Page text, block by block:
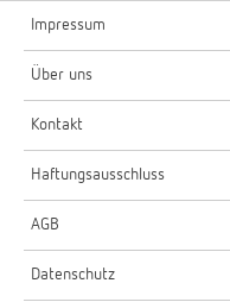
Impressum
Über uns
Kontakt
Haftungsausschluss
AGB
Datenschutz